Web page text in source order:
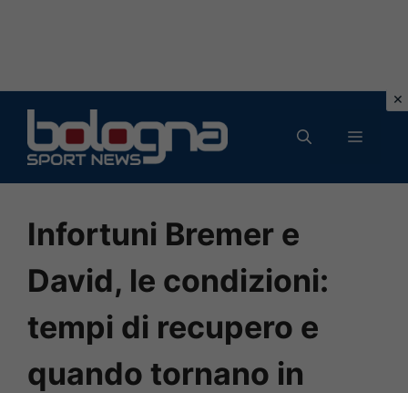
contenuto
MENU
Infortuni Bremer e
David, le condizioni:
tempi di recupero e
quando tornano in